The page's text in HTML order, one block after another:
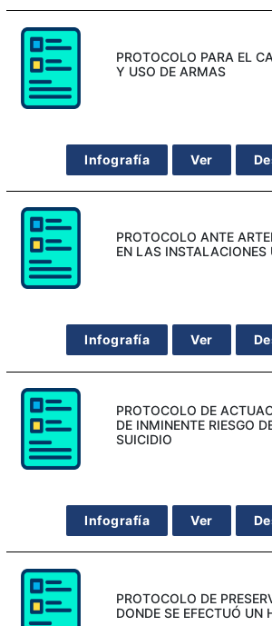
PROTOCOLO PARA EL
Y USO DE ARMAS
Infografía Ver
PROTOCOLO ANTE
EN LAS INSTALACIONES
Infografía Ver
PROTOCOLO DE
DE INMINENTE RIESGO
SUICIDIO
Infografía Ver
PROTOCOLO DE
DONDE SE EFECTUÓ UN